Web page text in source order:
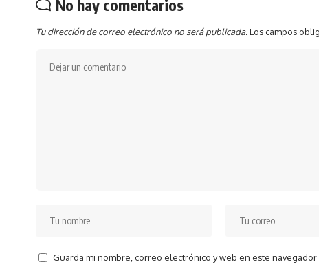
No hay comentarios
Tu dirección de correo electrónico no será publicada.Los campos
Guarda mi nombre, correo electrónico y web en este